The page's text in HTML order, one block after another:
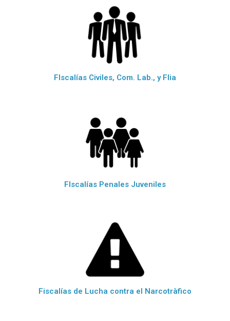
FIscalías Civiles, Com. Lab., y Flia
FIscalías Penales Juveniles
Fiscalías de Lucha contra el Narcotràfico